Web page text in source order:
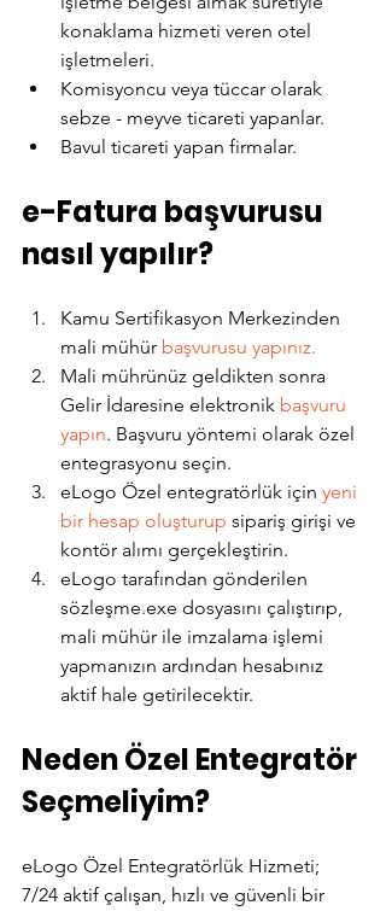
konaklama hizmeti veren otel
işletmeleri.
Komisyoncu veya tüccar olarak
sebze - meyve ticareti yapanlar.
Bavul ticareti yapan firmalar.
e-Fatura başvurusu
nasıl yapılır?
Kamu Sertifikasyon Merkezinden
mali mühür başvurusu yapınız.
Mali mührünüz geldikten sonra
Gelir İdaresine elektronik başvuru
yapın. Başvuru yöntemi olarak özel
entegrasyonu seçin.
eLogo Özel entegratörlük için yeni
bir hesap oluşturup sipariş girişi ve
kontör alımı gerçekleştirin.
eLogo tarafından gönderilen
sözleşme.exe dosyasını çalıştırıp,
mali mühür ile imzalama işlemi
yapmanızın ardından hesabınız
aktif hale getirilecektir.
Neden Özel Entegratör
Seçmeliyim?
eLogo Özel Entegratörlük Hizmeti;
7/24 aktif çalışan, hızlı ve güvenli bir